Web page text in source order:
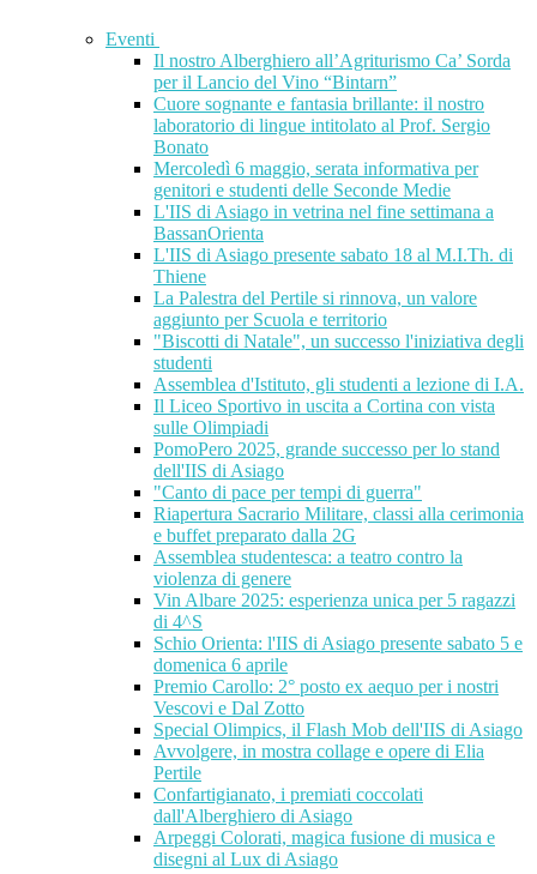
Eventi
Il nostro Alberghiero all’Agriturismo Ca’ Sorda
per il Lancio del Vino “Bintarn”
Cuore sognante e fantasia brillante: il nostro
laboratorio di lingue intitolato al Prof. Sergio
Bonato
Mercoledì 6 maggio, serata informativa per
genitori e studenti delle Seconde Medie
L'IIS di Asiago in vetrina nel fine settimana a
BassanOrienta
L'IIS di Asiago presente sabato 18 al M.I.Th. di
Thiene
La Palestra del Pertile si rinnova, un valore
aggiunto per Scuola e territorio
"Biscotti di Natale", un successo l'iniziativa degli
studenti
Assemblea d'Istituto, gli studenti a lezione di I.A.
Il Liceo Sportivo in uscita a Cortina con vista
sulle Olimpiadi
PomoPero 2025, grande successo per lo stand
dell'IIS di Asiago
"Canto di pace per tempi di guerra"
Riapertura Sacrario Militare, classi alla cerimonia
e buffet preparato dalla 2G
Assemblea studentesca: a teatro contro la
violenza di genere
Vin Albare 2025: esperienza unica per 5 ragazzi
di 4^S
Schio Orienta: l'IIS di Asiago presente sabato 5 e
domenica 6 aprile
Premio Carollo: 2° posto ex aequo per i nostri
Vescovi e Dal Zotto
Special Olimpics, il Flash Mob dell'IIS di Asiago
Avvolgere, in mostra collage e opere di Elia
Pertile
Confartigianato, i premiati coccolati
dall'Alberghiero di Asiago
Arpeggi Colorati, magica fusione di musica e
disegni al Lux di Asiago